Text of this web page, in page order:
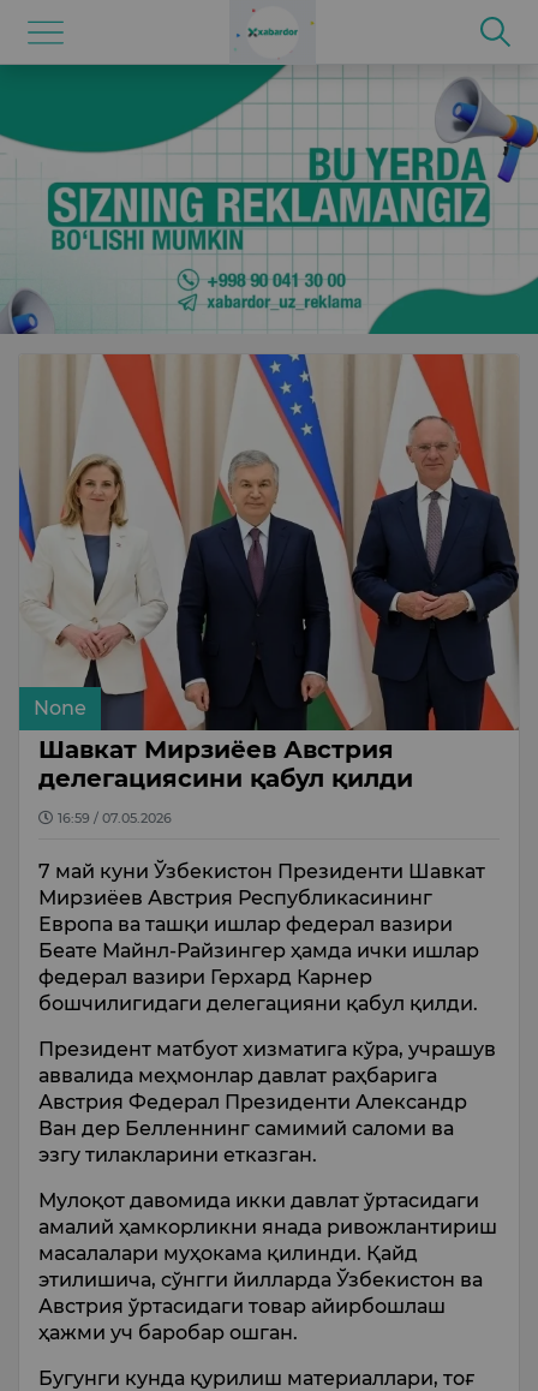
None
Шавкат Мирзиёев Австрия
делегациясини қабул қилди
16:59 / 07.05.2026
7 май куни Ўзбекистон Президенти Шавкат
Мирзиёев Австрия Республикасининг
Европа ва ташқи ишлар федерал вазири
Беате Майнл-Райзингер ҳамда ички ишлар
федерал вазири Герхард Карнер
бошчилигидаги делегацияни қабул қилди.
Президент матбуот хизматига кўра, учрашув
аввалида меҳмонлар давлат раҳбарига
Австрия Федерал Президенти Александр
Ван дер Белленнинг самимий саломи ва
эзгу тилакларини етказган.
Мулоқот давомида икки давлат ўртасидаги
амалий ҳамкорликни янада ривожлантириш
масалалари муҳокама қилинди. Қайд
этилишича, сўнгги йилларда Ўзбекистон ва
Австрия ўртасидаги товар айирбошлаш
ҳажми уч баробар ошган.
Бугунги кунда қурилиш материаллари, тоғ